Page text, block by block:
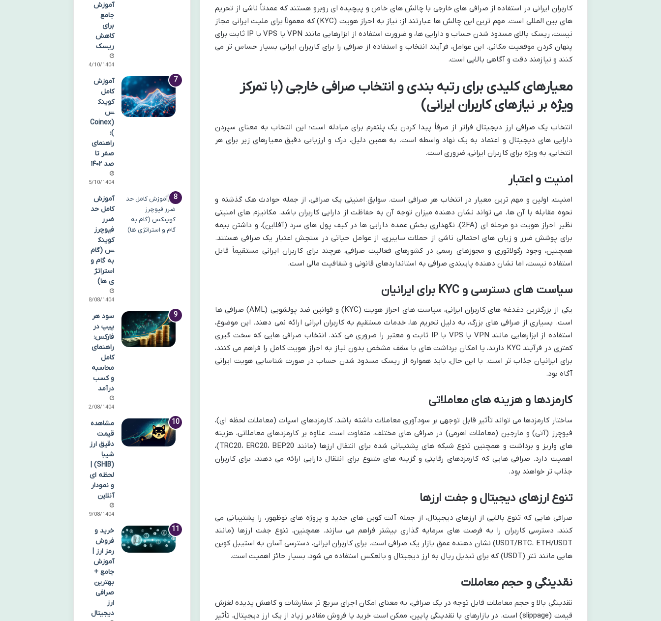
کاربران ایرانی در استفاده از صرافی های خارجی با چالش های خاص و پیچیده ای روبرو هستند که عمدتاً ناشی از تحریم
های بین المللی است. مهم ترین این چالش ها عبارتند از: نیاز به احراز هویت (KYC) که معمولاً برای ملیت ایرانی مجاز
نیست، ریسک بالای مسدود شدن حساب و دارایی ها، و ضرورت استفاده از ابزارهایی مانند VPN یا VPS با IP ثابت برای
پنهان کردن موقعیت مکانی. این عوامل، فرآیند انتخاب و استفاده از صرافی را برای کاربران ایرانی بسیار حساس تر می
کنند و نیازمند دقت و آگاهی بالایی است.
معیارهای کلیدی برای رتبه بندی و انتخاب صرافی خارجی (با تمرکز
ویژه بر نیازهای کاربران ایرانی)
انتخاب یک صرافی ارز دیجیتال فراتر از صرفاً پیدا کردن یک پلتفرم برای مبادله است؛ این انتخاب به معنای سپردن
دارایی های دیجیتال و اعتماد به یک نهاد واسطه است. به همین دلیل، درک و ارزیابی دقیق معیارهای زیر برای هر
انتخابی، به ویژه برای کاربران ایرانی، ضروری است.
امنیت و اعتبار
امنیت، اولین و مهم ترین معیار در انتخاب هر صرافی است. سوابق امنیتی یک صرافی، از جمله حوادث هک گذشته و
نحوه مقابله با آن ها، می تواند نشان دهنده میزان توجه آن به حفاظت از دارایی کاربران باشد. مکانیزم های امنیتی
نظیر احراز هویت دو مرحله ای (2FA)، نگهداری بخش عمده دارایی ها در کیف پول های سرد (آفلاین)، و داشتن بیمه
برای پوشش ضرر و زیان های احتمالی ناشی از حملات سایبری، از عوامل حیاتی در سنجش اعتبار یک صرافی هستند.
همچنین، وجود رگولاتوری و مجوزهای رسمی در کشورهای فعالیت صرافی، هرچند برای کاربران ایرانی مستقیماً قابل
استفاده نیست، اما نشان دهنده پایبندی صرافی به استانداردهای قانونی و شفافیت مالی است.
سیاست های دسترسی و KYC برای ایرانیان
یکی از بزرگترین دغدغه های کاربران ایرانی، سیاست های احراز هویت (KYC) و قوانین ضد پولشویی (AML) صرافی ها
است. بسیاری از صرافی های بزرگ، به دلیل تحریم ها، خدمات مستقیم به کاربران ایرانی ارائه نمی دهند. این موضوع،
استفاده از ابزارهایی مانند VPN یا VPS با IP ثابت و معتبر را ضروری می کند. انتخاب صرافی هایی که سخت گیری
کمتری در فرآیند KYC دارند، یا امکان برداشت های با سقف مشخص بدون نیاز به احراز هویت کامل را فراهم می کنند،
برای ایرانیان جذاب تر است. با این حال، باید همواره از ریسک مسدود شدن حساب در صورت شناسایی هویت ایرانی
آگاه بود.
کارمزدها و هزینه های معاملاتی
ساختار کارمزدها می تواند تأثیر قابل توجهی بر سودآوری معاملات داشته باشد. کارمزدهای اسپات (معاملات لحظه ای)،
فیوچرز (آتی) و مارجین (معاملات اهرمی) در صرافی های مختلف، متفاوت است. علاوه بر کارمزدهای معاملاتی، هزینه
های واریز و برداشت و همچنین تنوع شبکه های پشتیبانی شده برای انتقال ارزها (مانند TRC20، ERC20، BEP20)،
اهمیت دارد. صرافی هایی که کارمزدهای رقابتی و گزینه های متنوع برای انتقال دارایی ارائه می دهند، برای کاربران
جذاب تر خواهند بود.
تنوع ارزهای دیجیتال و جفت ارزها
صرافی هایی که تنوع بالایی از ارزهای دیجیتال، از جمله آلت کوین های جدید و پروژه های نوظهور، را پشتیبانی می
کنند، دسترسی کاربران را به فرصت های سرمایه گذاری بیشتر فراهم می سازند. همچنین، تنوع جفت ارزها (مانند
USDT/BTC، ETH/USDT) نشان دهنده عمق بازار یک صرافی است. برای کاربران ایرانی، دسترسی آسان به استیبل کوین
هایی مانند تتر (USDT) که برای تبدیل ریال به ارز دیجیتال و بالعکس استفاده می شود، بسیار حائز اهمیت است.
نقدینگی و حجم معاملات
نقدینگی بالا و حجم معاملات قابل توجه در یک صرافی، به معنای امکان اجرای سریع تر سفارشات و کاهش پدیده لغزش
قیمت (slippage) است. در بازارهای با نقدینگی پایین، ممکن است خرید یا فروش مقادیر زیاد از یک ارز دیجیتال، تأثیر
آموزش
جامع
برای
کاهش
ریسک
14/10/1404
آموزش
کامل
کوینک
س
(Coinex
):
راهنمای
صفر تا
صد ۱۴۰۲
15/10/1404
آموزش
کامل حد
ضرر
فیوچرز
کوینک
س (گام
به گام و
استراتژ
ی ها)
18/08/1404
سود هر
پیپ در
فارکس:
راهنمای
کامل
محاسبه
و کسب
درآمد
12/08/1404
مشاهده
قیمت
دقیق ارز
شیبا
(SHIB) |
لحظه ای
و نمودار
آنلاین
09/08/1404
خرید و
فروش
رمز ارز |
آموزش
جامع +
بهترین
صرافی
ارز
دیجیتال